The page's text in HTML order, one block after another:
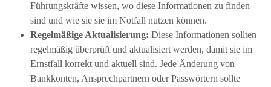
Führungskräfte wissen, wo diese Informationen zu finden
sind und wie sie sie im Notfall nutzen können.
Regelmäßige Aktualisierung: Diese Informationen sollten
regelmäßig überprüft und aktualisiert werden, damit sie im
Ernstfall korrekt und aktuell sind. Jede Änderung von
Bankkonten, Ansprechpartnern oder Passwörtern sollte